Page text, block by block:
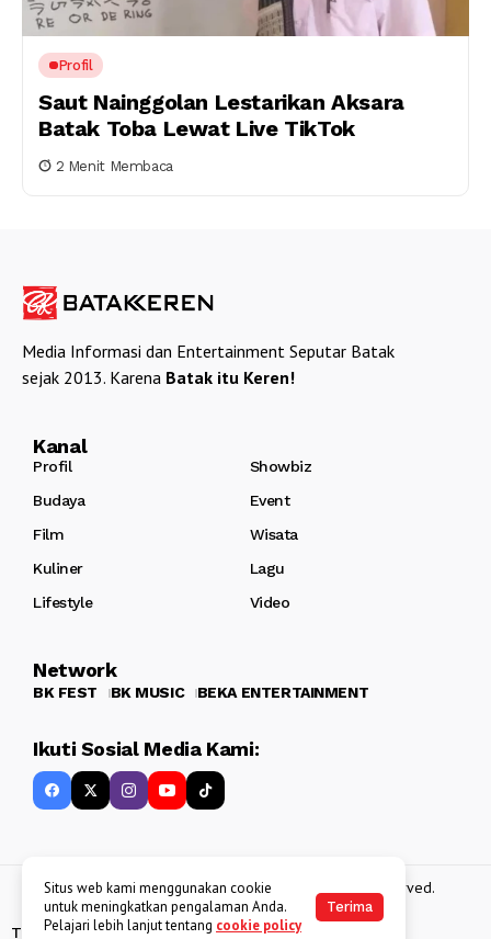
Profil
Saut Nainggolan Lestarikan Aksara
Batak Toba Lewat Live TikTok
2 Menit Membaca
Media Informasi dan Entertainment Seputar Batak
sejak 2013. Karena Batak itu Keren!
Kanal
Profil
Showbiz
Budaya
Event
Film
Wisata
Kuliner
Lagu
Lifestyle
Video
Network
BK FEST BK MUSIC BEKA ENTERTAINMENT
Ikuti Sosial Media Kami:
Copyright 2013 - 2025BATAKKEREN . All rights reserved.
Tentang Kami Kebijakan Data Pribadi Disclaimer
Situs web kami menggunakan cookie
untuk meningkatkan pengalaman Anda.
Pelajari lebih lanjut tentang cookie policy
Terima